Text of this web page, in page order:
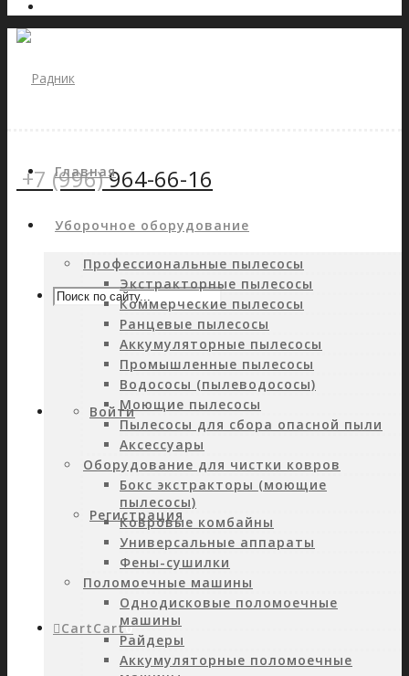
+7 (996)964-66-16
Войти
Регистрация
CartCart0
Главная
Уборочное оборудование
Профессиональные пылесосы
Экстракторные пылесосы
Коммерческие пылесосы
Ранцевые пылесосы
Аккумуляторные пылесосы
Промышленные пылесосы
Водососы (пылеводососы)
Моющие пылесосы
Пылесосы для сбора опасной пыли
Аксессуары
Оборудование для чистки ковров
Бокс экстракторы (моющие
пылесосы)
Ковровые комбайны
Универсальные аппараты
Фены-сушилки
Поломоечные машины
Однодисковые поломоечные
машины
Райдеры
Аккумуляторные поломоечные